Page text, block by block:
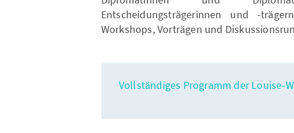
Entscheidungsträgerinnen und -
Workshops, Vorträgen und
Vollständiges Programm der Louise-